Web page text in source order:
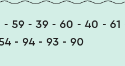
- 59 - 39 - 60 - 40 -
- 94 - 93 - 90